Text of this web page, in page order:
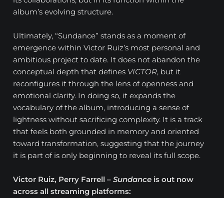
album’s evolving structure.
Ultimately, “Sundance” stands as a moment of
emergence within Victor Ruiz’s most personal and
ambitious project to date. It does not abandon the
conceptual depth that defines VICTOR, but it
reconfigures it through the lens of openness and
emotional clarity. In doing so, it expands the
vocabulary of the album, introducing a sense of
lightness without sacrificing complexity. It is a track
that feels both grounded in memory and oriented
toward transformation, suggesting that the journey
it is part of is only beginning to reveal its full scope.
Victor Ruiz, Perry Farrell – Sundance is out now
across all streaming platforms: